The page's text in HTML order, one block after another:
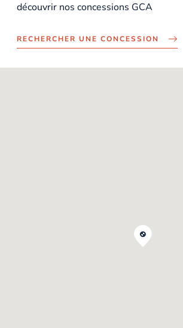
découvrir nos concessions GCA
RECHERCHER UNE CONCESSION